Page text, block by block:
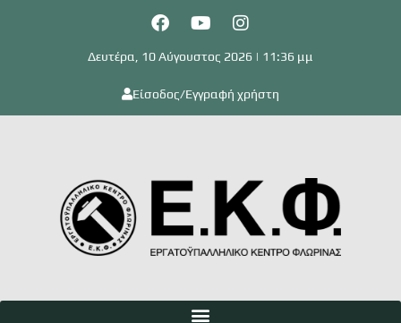
Δευτέρα, 10 Αύγουστος 2026 | 11:36 μμ
Είσοδος/Εγγραφή χρήστη